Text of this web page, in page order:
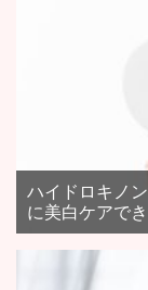
ハイドロキノ
に美白ケアで